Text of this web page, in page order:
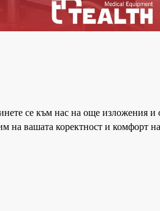
се към нас на още изложения
на вашата коректност и комфорт